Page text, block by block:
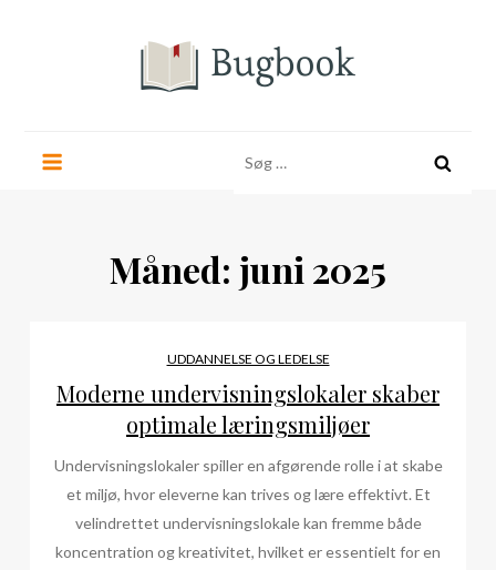
efter:
Måned: juni 2025
UDDANNELSE OG LEDELSE
Moderne undervisningslokaler skaber
optimale læringsmiljøer
Undervisningslokaler spiller en afgørende rolle i at skabe
et miljø, hvor eleverne kan trives og lære effektivt. Et
velindrettet undervisningslokale kan fremme både
koncentration og kreativitet, hvilket er essentielt for en